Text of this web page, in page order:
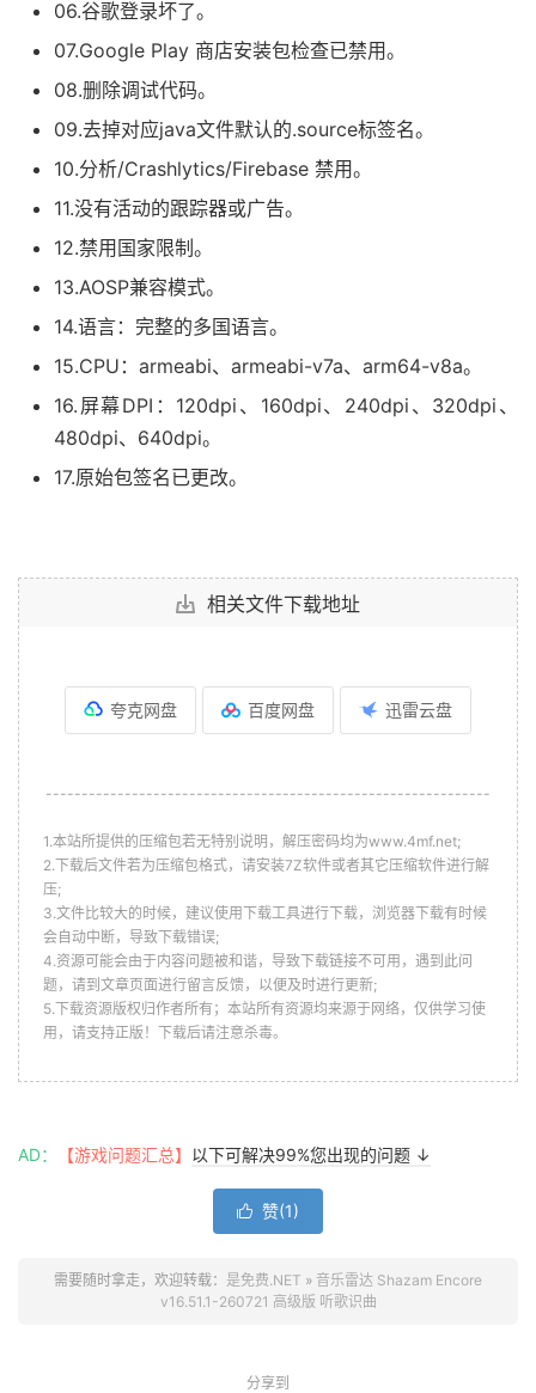
06.谷歌登录坏了。
07.Google Play 商店安装包检查已禁用。
08.删除调试代码。
09.去掉对应java文件默认的.source标签名。
10.分析/Crashlytics/Firebase 禁用。
11.没有活动的跟踪器或广告。
12.禁用国家限制。
13.AOSP兼容模式。
14.语言：完整的多国语言。
15.CPU：armeabi、armeabi-v7a、arm64-v8a。
16.屏幕DPI：120dpi、160dpi、240dpi、320dpi、
480dpi、640dpi。
17.原始包签名已更改。
相关文件下载地址
夸克网盘 百度网盘 迅雷云盘
--------------------------------------------------------------
1.本站所提供的压缩包若无特别说明，解压密码均为www.4mf.net;
2.下载后文件若为压缩包格式，请安装7Z软件或者其它压缩软件进行解
压;
3.文件比较大的时候，建议使用下载工具进行下载，浏览器下载有时候
会自动中断，导致下载错误;
4.资源可能会由于内容问题被和谐，导致下载链接不可用，遇到此问
题，请到文章页面进行留言反馈，以便及时进行更新;
5.下载资源版权归作者所有；本站所有资源均来源于网络，仅供学习使
用，请支持正版！下载后请注意杀毒。
AD： 【游戏问题汇总】 以下可解决99%您出现的问题 ↓
 赞(1)
需要随时拿走，欢迎转载： 是免费.NET » 音乐雷达 Shazam Encore
v16.51.1-260721 高级版 听歌识曲
分享到